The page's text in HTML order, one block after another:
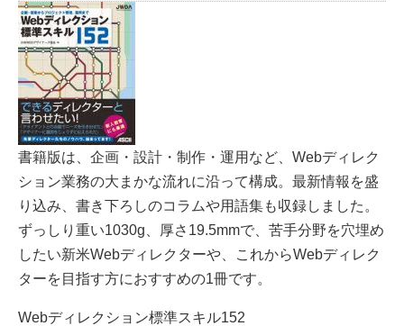
書籍版は、企画・設計・制作・運用など、Webディレク
ション業務の大まかな流れに沿って構成。最新情報を盛
り込み、書き下ろしのコラムや用語集も収録しました。
ずっしり重い1030g、厚さ19.5mmで、苦手分野を穴埋め
したい新米Webディレクターや、これからWebディレク
ターを目指す方におすすめの1冊です。
Webディレクション標準スキル152